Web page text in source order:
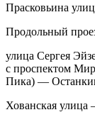
Прасковьина
Продольный
улица Сергея
с проспектом
Пика) —
Хованская